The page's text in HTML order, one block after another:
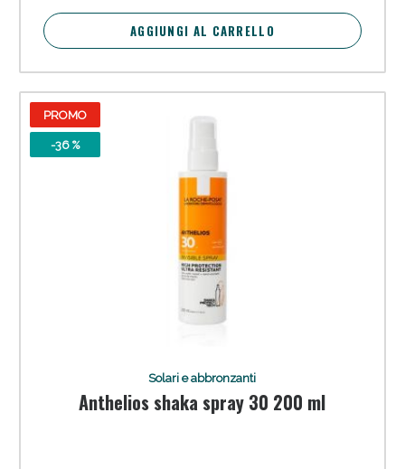
AGGIUNGI AL CARRELLO
PROMO
-36 %
Solari e abbronzanti
Anthelios shaka spray 30 200 ml
oggi!
Scopri le offerte di Oggi